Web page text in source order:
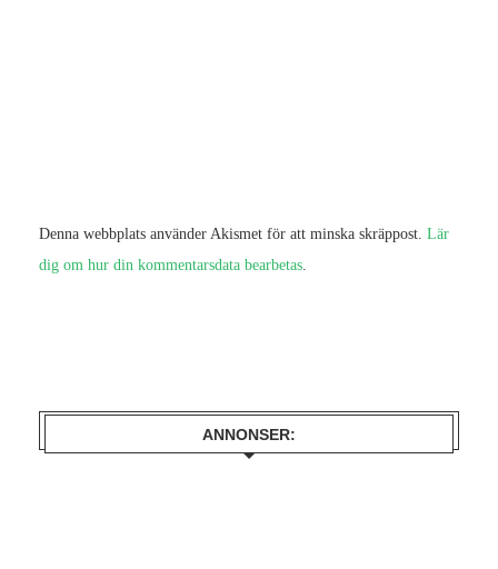
Denna webbplats använder Akismet för att minska skräppost. Lär
dig om hur din kommentarsdata bearbetas.
ANNONSER: